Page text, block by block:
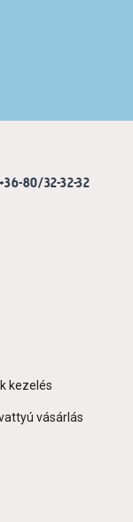
+36-80/32-32-32
kezelés
vásárlás